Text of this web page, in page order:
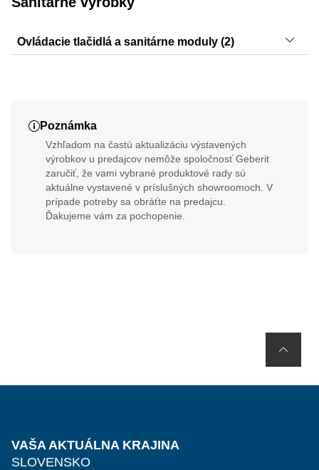
Ovládacie tlačidlá a sanitárne moduly (2)
Poznámka
Vzhľadom na častú aktualizáciu výstavených
výrobkov u predajcov nemôže spoločnosť Geberit
zaručiť, že vami vybrané produktové rady sú
aktuálne vystavené v príslušných showroomoch. V
prípade potreby sa obráťte na predajcu.
Ďakujeme vám za pochopenie.
VAŠA AKTUÁLNA KRAJINA
SLOVENSKO